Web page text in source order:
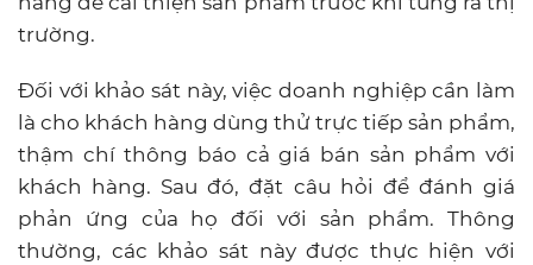
trường.
Đối với khảo sát này, việc doanh nghiệp cần làm
là cho khách hàng dùng thử trực tiếp sản phẩm,
thậm chí thông báo cả giá bán sản phẩm với
khách hàng. Sau đó, đặt câu hỏi để đánh giá
phản ứng của họ đối với sản phẩm. Thông
thường, các khảo sát này được thực hiện với